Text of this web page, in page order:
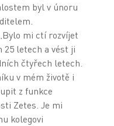
byl v únoru
mi ctí rozvíjet
25 letech a vést ji
čtyřech letech.
v mém životě i
z funkce
Zetes. Je mi
kolegovi